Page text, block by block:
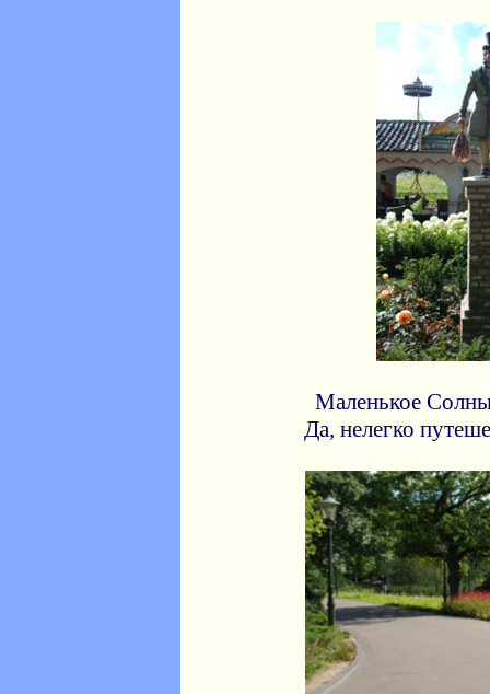
Маленькое
Да, нелегко